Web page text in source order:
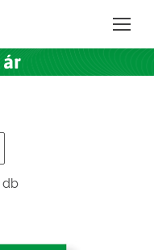
dbSorted